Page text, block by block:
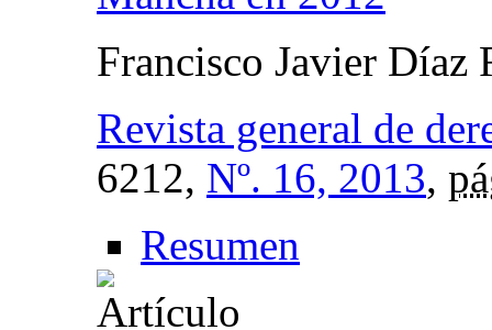
Francisco Javier Díaz
Revista general de
6212, Nº. 16, 2013,
Resumen